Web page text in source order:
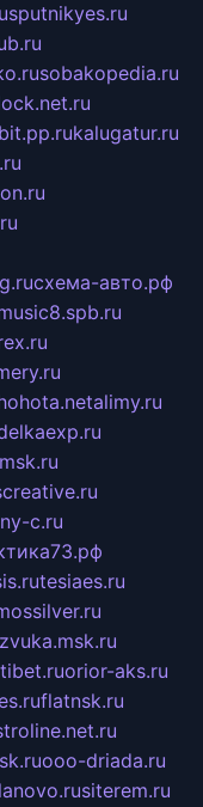
sputnikyes.ru
sobakopedia.ru
kalugatur.ru
схема-авто.рф
alimy.ru
c.ru
tesiaes.ru
orior-aks.ru
flatnsk.ru
ooo-driada.ru
siterem.ru